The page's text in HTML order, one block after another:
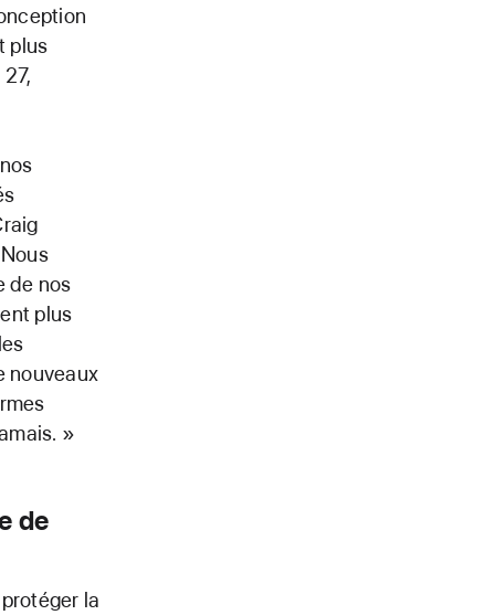
plus
de nos
plus
nouveaux
»
de
la